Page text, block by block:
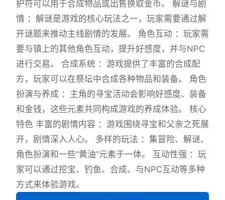
护符可以用于合成物品或出售换取金币。 解谜与剧
情 ：解谜是游戏的核心玩法之一，玩家需要通过解
开谜题来推动主线剧情的发展。 角色互动 ：玩家需
要与镇上的其他角色互动，提升好感度，并与NPC
进行交易。 合成系统 ：游戏提供了丰富的合成配
方，玩家可以在祭坛中合成各种物品和装备。 角色
扮演与养成 ：主角的寻宝活动会影响好感度、装备
和金钱，这些元素共同构成游戏的养成体验。 核心
特色 丰富的剧情内容 ：游戏围绕寻宝和父亲之死展
开，剧情深入人心。 多样的玩法 ：集冒险、解谜、
角色扮演和一些“黄油”元素于一体。 互动性强 ：玩
家可以通过挖宝、钓鱼、合成、与NPC互动等多种
方式来体验游戏。